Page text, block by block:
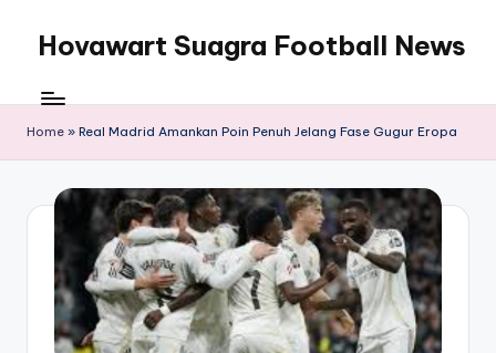
content
Hovawart Suagra Football News
Suagra
Football
News
berita
bola
terkini
Home » Real Madrid Amankan Poin Penuh Jelang Fase Gugur Eropa